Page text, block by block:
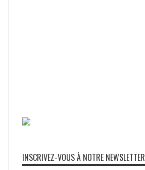
INSCRIVEZ-VOUS À NOTRE NEWSLETTER